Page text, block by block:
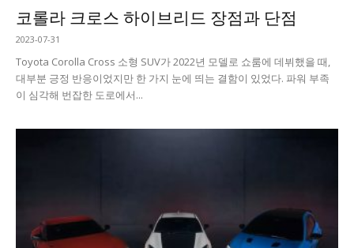
코롤라 크로스 하이브리드 장점과 단점
2023-07-31
Toyota Corolla Cross 소형 SUV가 2022년 모델로 쇼룸에 데뷔했을 때,
대부분 긍정 반응이었지만 한 가지 눈에 띄는 결함이 있었다. 파워 부족
이 심각해 번잡한 도로에서...